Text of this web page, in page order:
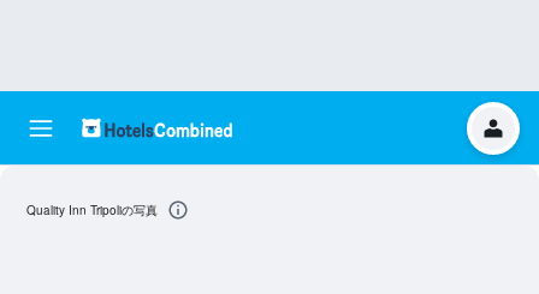
Quality Inn Tripoliの写真